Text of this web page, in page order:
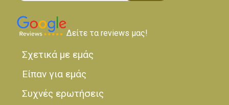
Δείτε τα reviews μας!
Σχετικά με εμάς
Είπαν για εμάς
Συχνές ερωτήσεις